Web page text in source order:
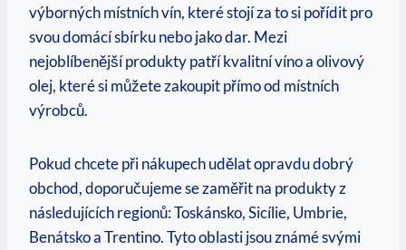
výborných místních vín, které stojí za to si pořídit pro
svou domácí sbírku nebo jako dar. Mezi
nejoblíbenější produkty patří kvalitní víno a olivový
olej, které si můžete zakoupit přímo od místních
výrobců.
Pokud chcete při nákupech udělat opravdu dobrý
obchod, doporučujeme se zaměřit na produkty z
následujících regionů: Toskánsko, Sicílie, Umbrie,
Benátsko a Trentino. Tyto oblasti jsou známé svými